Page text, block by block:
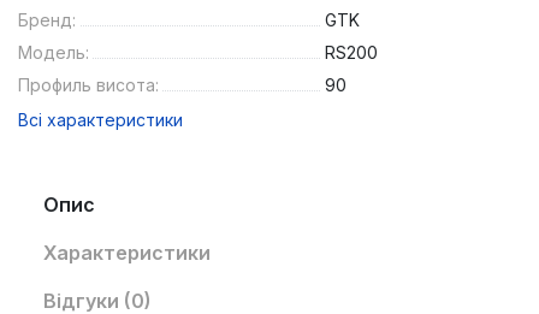
Бренд:
GTK
Модель:
RS200
Профиль висота:
90
Всі характеристики
Опис
Характеристики
Відгуки (0)